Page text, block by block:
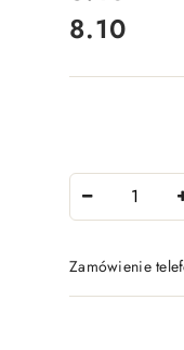
Cena:
8.10
Zamówienie